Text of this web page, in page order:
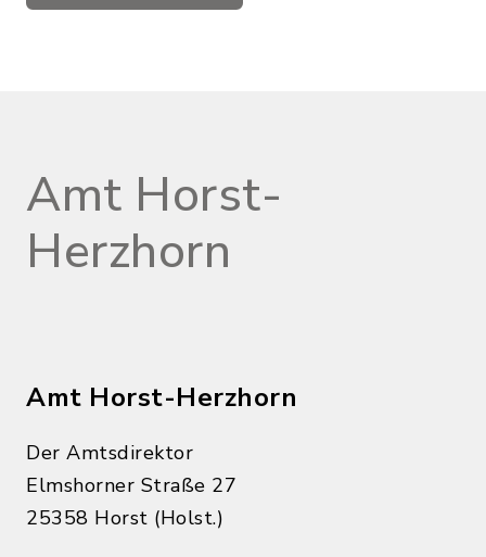
Amt Horst-
Herzhorn
Amt Horst-Herzhorn
Der Amtsdirektor
Elmshorner Straße 27
25358 Horst (Holst.)